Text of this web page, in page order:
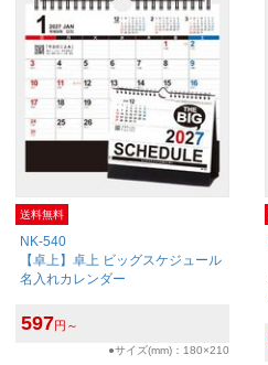
送料無料
NK-540
【卓上】卓上 ビッグスケジュール
名入れカレンダー
597円～
●サイズ(mm)：180×210